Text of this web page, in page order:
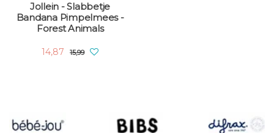
Jollein - Slabbetje
Bandana Pimpelmees -
Forest Animals
14,87 15,99